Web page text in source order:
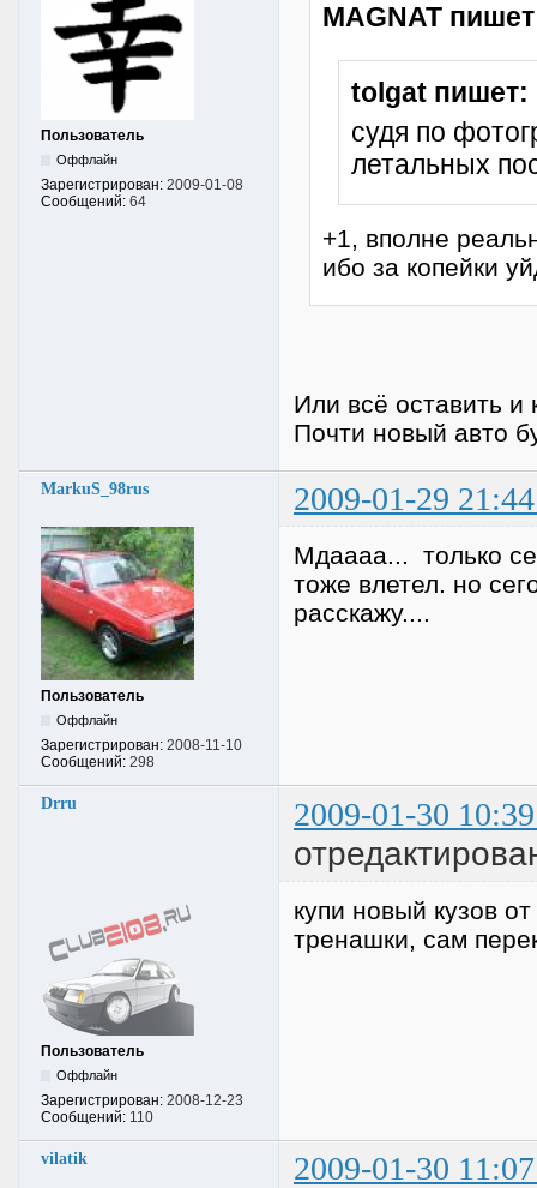
Пользователь
Оффлайн
Зарегистрирован: 2009-01-08
Сообщений: 64
MAGNAT
tolgat пишет:
судя по
летальных
+1, вполне
ибо за копейки
Или всё оставить и
Почти новый авто
MarkuS_98rus 2009-01-29
Пользователь
Оффлайн
Зарегистрирован: 2008-11-10
Сообщений: 298
Мдаааа... только
тоже влетел. но
расскажу....
Drru 2009-01-30
Пользователь
Оффлайн
Зарегистрирован: 2008-12-23
Сообщений: 110
купи новый кузов
тренашки, сам
vilatik 2009-01-30